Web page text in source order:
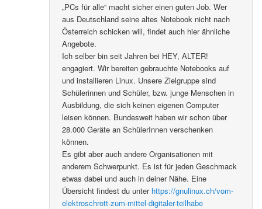
„PCs für alle“ macht sicher einen guten Job. Wer
aus Deutschland seine altes Notebook nicht nach
Österreich schicken will, findet auch hier ähnliche
Angebote.
Ich selber bin seit Jahren bei HEY, ALTER!
engagiert. Wir bereiten gebrauchte Notebooks auf
und installieren Linux. Unsere Zielgruppe sind
Schülerinnen und Schüler, bzw. junge Menschen in
Ausbildung, die sich keinen eigenen Computer
leisen können. Bundesweit haben wir schon über
28.000 Geräte an SchülerInnen verschenken
können.
Es gibt aber auch andere Organisationen mit
anderem Schwerpunkt. Es ist für jeden Geschmack
etwas dabei und auch in deiner Nähe. Eine
Übersicht findest du unter https://gnulinux.ch/vom-
elektroschrott-zum-mittel-digitaler-teilhabe